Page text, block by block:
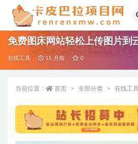
免费图床网站轻松上传图片到
在线工具 11 月前 0
当前位置： 首页 全部分类 在线工具
全部